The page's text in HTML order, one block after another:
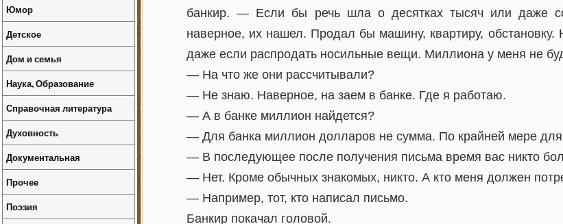
банкир. — Если бы речь шла о десятках тысяч или даже
наверное, их нашел. Продал бы машину, квартиру,
даже если распродать носильные вещи. Миллиона у меня не
— На что же они рассчитывали?
— Не знаю. Наверное, на заем в банке. Где я работаю.
— А в банке миллион найдется?
— Для банка миллион долларов не сумма. По крайней мере для
— В последующее после получения письма время вас никто
— Нет. Кроме обычных знакомых, никто. А кто меня должен
— Например, тот, кто написал письмо.
Банкир покачал головой.
Юмор
Детское
Дом и семья
Наука, Образование
Справочная литература
Духовность
Документальная
Прочее
Поэзия